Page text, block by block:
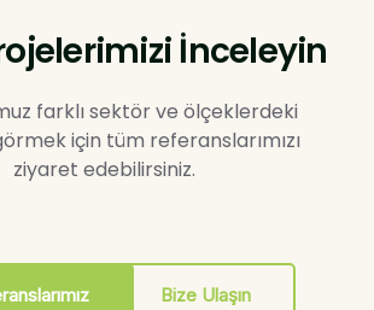
İnceleyin
farklı sektör ve ölçeklerdeki
için tüm referanslarımızı
ziyaret edebilirsiniz.
Bize Ulaşın